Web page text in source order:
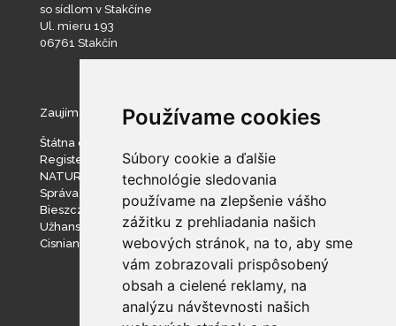
Používame cookies
Súbory cookie a ďalšie
technológie sledovania
používame na zlepšenie vášho
zážitku z prehliadania našich
webových stránok, na to, aby sme
vám zobrazovali prispôsobený
obsah a cielené reklamy, na
analýzu návštevnosti našich
so sídlom v Stakčíne
Ul. mieru 193
06761 Stakčín
Zaujímavé stránky
Štátna ochrana prírody SR
Register ponúkaného majetku štátu
NATURA 2000
Správa slovenských jaskýň
Bieszczadzki Park Narodowy
Užhanský národný prírodný park
Cisniansko-Wetlinský park krajobrazowy